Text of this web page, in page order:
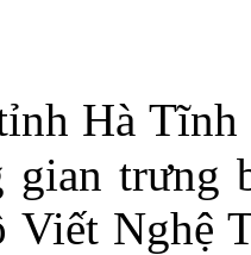
Hà
gian trưng
Nghệ